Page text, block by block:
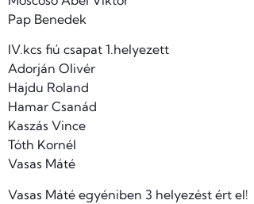
Pap Benedek
IV.kcs fiú csapat 1.helyezett
Adorján Olivér
Hajdu Roland
Hamar Csanád
Kaszás Vince
Tóth Kornél
Vasas Máté
Vasas Máté egyéniben 3 helyezést ért el!